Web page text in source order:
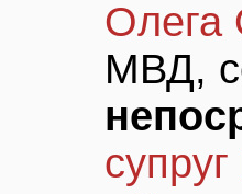
Олега
МВД,